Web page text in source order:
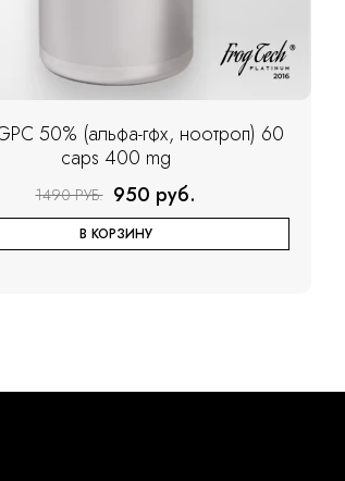
50% (альфа-гфх, ноотроп) 60
caps 400 mg
1490 РУБ. 950 руб.
В КОРЗИНУ